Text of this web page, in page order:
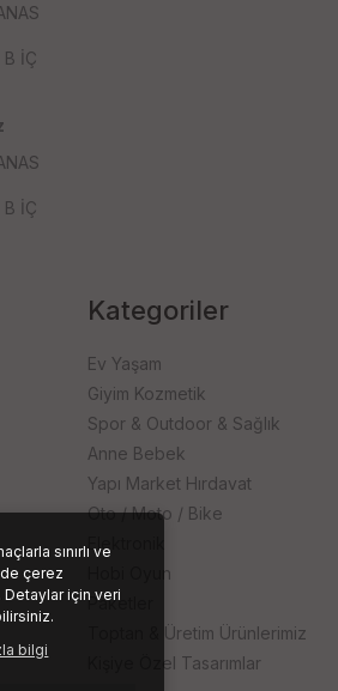
sınırlı ve
çerez
Detaylar için veri
bilgi
İÇ
İÇ
Kategoriler
Ev Yaşam
Giyim Kozmetik
Spor & Outdoor & Sağlık
Anne Bebek
Yapı Market Hırdavat
Oto / Moto / Bike
Hobi Oyun
Paketler
Toptan & Üretim Ürünlerimiz
Kişiye Özel Tasarımlar